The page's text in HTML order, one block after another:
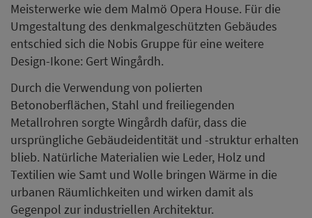
Meisterwerke wie dem Malmö Opera House. Für die
Umgestaltung des denkmalgeschützten Gebäudes
entschied sich die Nobis Gruppe für eine weitere
Design-Ikone: Gert Wingårdh.
Durch die Verwendung von polierten
Betonoberflächen, Stahl und freiliegenden
Metallrohren sorgte Wingårdh dafür, dass die
ursprüngliche Gebäudeidentität und -struktur erhalten
blieb. Natürliche Materialien wie Leder, Holz und
Textilien wie Samt und Wolle bringen Wärme in die
urbanen Räumlichkeiten und wirken damit als
Gegenpol zur industriellen Architektur.